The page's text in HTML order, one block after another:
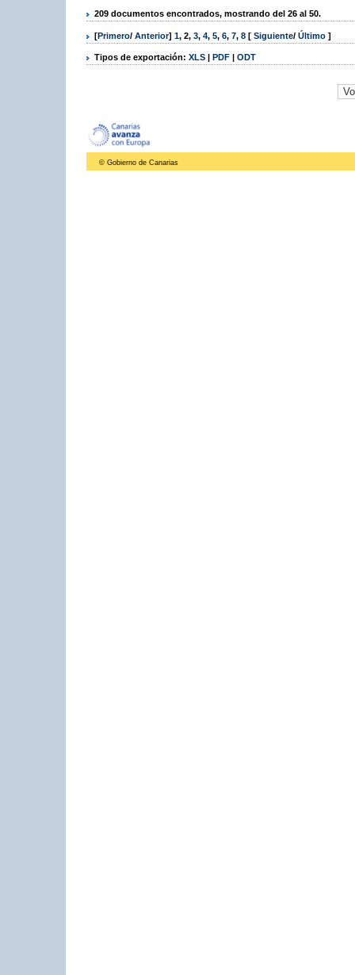
209 documentos encontrados, mostrando del 26 al 50.
[Primero/ Anterior] 1, 2, 3, 4, 5, 6, 7, 8 [ Siguiente/ Último ]
Tipos de exportación: XLS | PDF | ODT
© Gobierno de Canarias